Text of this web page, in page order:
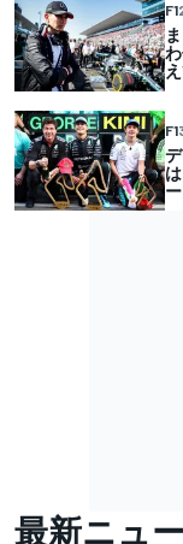
F1
F1
最新ニュ